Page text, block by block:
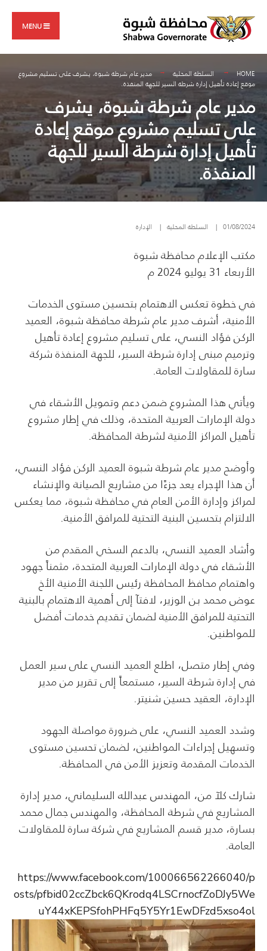
content
MENU
HOME السلطة المحلية
مدير عام شرطة شبوة، يشرف على تسليم مشروع
موقع إعادة تأهيل إدارة شرطة السير للجهة المنفذة.
مدير عام شرطة شبوة، يشرف
على تسليم مشروع موقع إعادة
تأهيل إدارة شرطة السير للجهة
المنفذة.
01/08/2024
| السلطة المحلية | الإدارة
مكتب الإعلام محافظة شبوة
الأربعاء 31 يوليو 2024 م
في خطوة تعكس الاهتمام بتحسين مستوى الخدمات
الأمنية، أشرف مدير عام شرطة محافظة شبوة، العميد
الركن فؤاد النسي، على تسليم مشروع إعادة تأهيل
وترميم مبنى إدارة شرطة السير، للجهة المنفذة شركة
سارة للمقاولات العامة.
ويأتي هذا المشروع ضمن دعم وتمويل الأشقاء في
دولة الإمارات العربية المتحدة، وذلك في إطار مشروع
تأهيل المراكز الأمنية لشرطة المحافظة.
وأوضح مدير عام شرطة شبوة العميد الركن فؤاد النسي،
أن هذا الإجراء يعد جزءًا من مشاريع الصيانة والإنشاء
لمراكز وإدارة الأمن العام في محافظة شبوة، مما يعكس
الالتزام بتحسين البنية التحتية للمرافق الأمنية.
وأشاد العميد النسي، بالدعم السخي المقدم من
الأشقاء في دولة الإمارات العربية المتحدة، مثمناً جهود
واهتمام محافظ المحافظة رئيس اللجنة الأمنية الأخ
عوض محمد بن الوزير، لافتآ إلى أهمية الاهتمام بالبنية
التحتية للمرافق الأمنية لضمان تقديم خدمات أفضل
للمواطنين.
وفي إطار متصل، اطلع العميد النسي على سير العمل
في إدارة شرطة السير، مستمعاً إلى تقرير من مدير
الإدارة، العقيد حسين شنيتر.
وشدد العميد النسي، على ضرورة مواصلة الجهود
وتسهيل إجراءات المواطنين، لضمان تحسين مستوى
الخدمات المقدمة وتعزيز الأمن في المحافظة.
شارك كلآ من، المهندس عبدالله السليماني، مدير إدارة
المشاريع في شرطة المحافظة، والمهندس جمال محمد
بسارة، مدير قسم المشاريع في شركة سارة للمقاولات
العامة.
https://www.facebook.com/100066562266040/p
osts/pfbid02ccZbck6QKrodq4LSCrnocfZoDJy5We
uY44xKEPSfohPHFq5Y5Yr1EwDFzd5xso4ol
for: